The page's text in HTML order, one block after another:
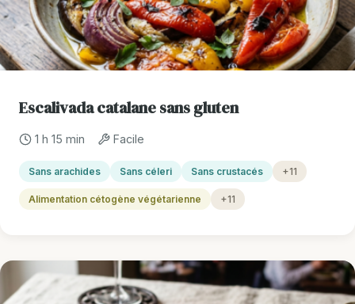
Escalivada catalane sans gluten
1 h 15 min Facile
Sans arachides Sans céleri Sans crustacés +11
Alimentation cétogène végétarienne +11